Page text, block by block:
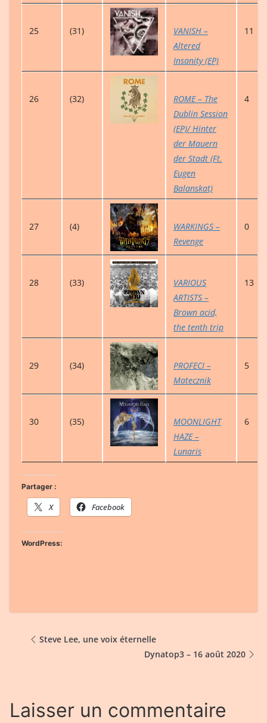
25 (31)
VANISH –
Altered
Insanity (EP)
11
26 (32)
ROME – The
Dublin Session
(EP)/ Hinter
der Mauern
der Stadt (Ft.
Eugen
Balanskat)
4
27 (4)
WARKINGS –
Revenge
0
28 (33)
VARIOUS
ARTISTS –
Brown acid,
the tenth trip
13
29 (34)
PROFECI –
Matecznik
5
30 (35)
MOONLIGHT
HAZE –
Lunaris
6
Partager :
X Facebook
WordPress:
Steve Lee, une voix éternelle
Dynatop3 – 16 août 2020
Laisser un commentaire